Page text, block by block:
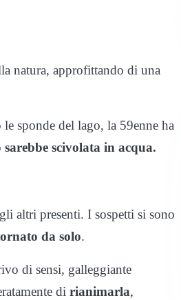
natura, approfittando di una
sponde del lago, la 59enne ha
sarebbe scivolata in acqua.
altri presenti. I sospetti si sono
da solo.
di sensi, galleggiante
di rianimarla,